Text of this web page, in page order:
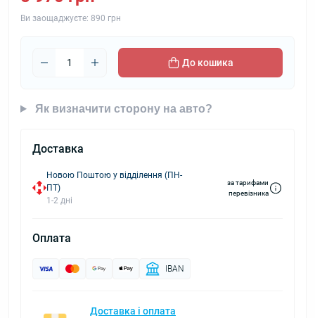
Ви заощаджуєте: 890 грн
До кошика
Як визначити сторону на авто?
Доставка
Новою Поштою у відділення (ПН-
ПТ)
1-2 дні
за тарифами
перевізника
Оплата
IBAN
Доставка і оплата